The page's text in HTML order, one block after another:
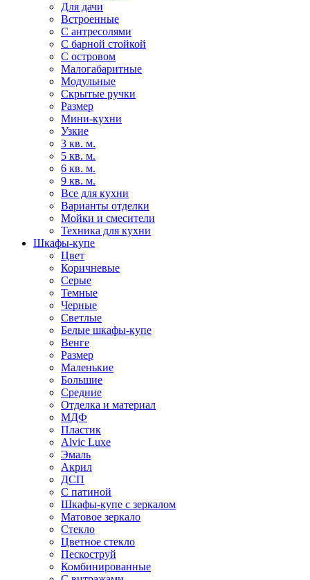
Для дачи
Встроенные
С антресолями
С барной стойкой
С островом
Малогабаритные
Модульные
Скрытые ручки
Размер
Мини-кухни
Узкие
3 кв. м.
5 кв. м.
6 кв. м.
9 кв. м.
Все для кухни
Варианты отделки
Мойки и смесители
Техника для кухни
Шкафы-купе
Цвет
Коричневые
Серые
Темные
Черные
Светлые
Белые шкафы-купе
Венге
Размер
Маленькие
Большие
Средние
Отделка и материал
МДФ
Пластик
Alvic Luxe
Эмаль
Акрил
ДСП
С патиной
Шкафы-купе с зеркалом
Матовое зеркало
Стекло
Цветное стекло
Пескоструй
Комбинированные